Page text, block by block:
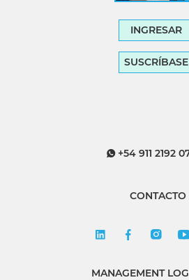
INGRESAR
SUSCRÍBASE
+54 911 2192
CONTACTO
MANAGEMENT